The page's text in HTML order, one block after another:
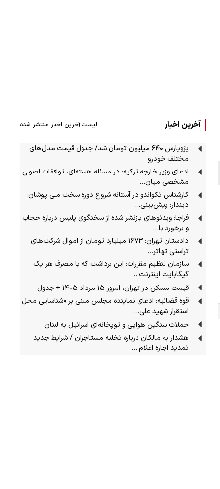
آخرین اخبار لیست آخرین اخبار منتشر شده
پژوپارس ۶۴۰ میلیون تومان شد/ جدول قیمت مدل‌های
مختلف خودرو
ادعای وزیر خارجه ترکیه: در مسئله هسته‌ای، توافقات اصولی
مشخصی میان…
کارشناس تکواندو در آستانه شروع دوره سخت ملی پوشان؛
دیندار: پیش‌بینی…
فراجا: ویدئوهای بازنشر شده از سخنگوی پلیس درباره حجاب
و برخورد با…
دادستان تهران: ۱۶۷۳ میلیارد تومان از اموال شرکت‌های
تراستی تهاتر…
سازمان تنظیم مقررات: این برداشت که با مصرف هر یک
گیگابایت اینترنت…
قیمت مسکن در تهران، امروز ۱۵ مرداد ۱۴۰۵ + جدول
قوه قضائیه: ادعای نماینده مجلس مبنی بر «شناسایی محل
استقرار شهید علی…
حملات سنگین هوایی و توپخانه‌ای اسرائیل به لبنان
هشدار به مالکان درباره تخلیه مستاجران / شرایط جدید
تمدید اجاره اعلام …